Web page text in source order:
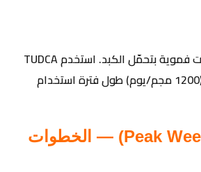
وينسترول وأنافار كمركبات فموية بتحمّل الكبد. استخدم TUDCA
(500 مجم/يوم) أو NAC (1200 مجم/يوم) طول فترة استخدام
أسبوع الذروة (Peak Week) — الخطوات